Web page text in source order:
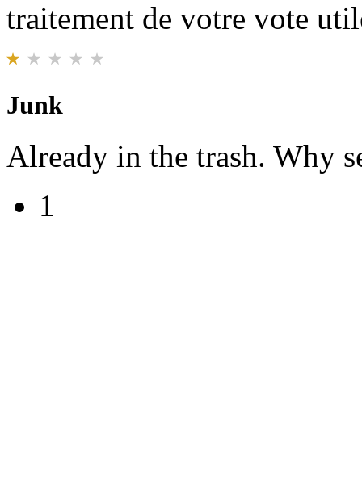
traitement de votre vote
Junk
Already in the trash. Why
1